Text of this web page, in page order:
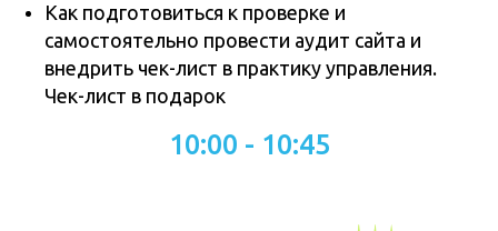
Как подготовиться к проверке и
самостоятельно провести аудит сайта и
внедрить чек-лист в практику управления.
Чек-лист в подарок
10:00 - 10:45